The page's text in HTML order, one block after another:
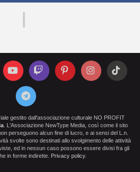
gestito dall'associazione culturale NO PROFIT
. L'Associazione NewType Media, così come il sito
perseguono alcun fine di lucro, e ai sensi del L.n.
svolte sono destinati allo svolgimento delle attività
ed in nessun caso possono essere divisi fra gli
in forme indirette. Privacy policy.